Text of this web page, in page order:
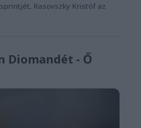
Rasovszky Kristóf az
Diomandét - Ő